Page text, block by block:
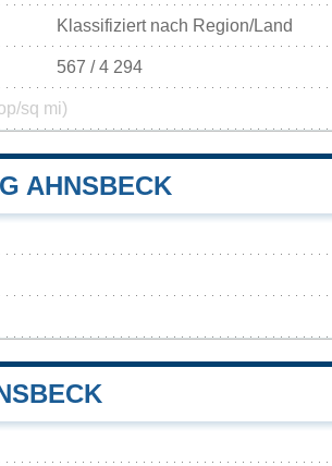
Klassifiziert nach Region/Land
567 / 4 294
sq mi)
AHNSBECK